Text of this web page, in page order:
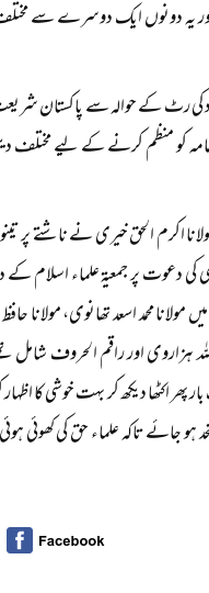
اور یہ دونوں ایک دوسرے سے
کی رٹ کے حوالہ سے پاکستان
منظم کرنے کے لیے مختلف
اکرم الحق خیری نے ناشتے پر
کی دعوت پر جمعیۃ علماء
اسعد تھانوی، مولانا حافظ
ہزاروی اور راقم الحروف
پھر اکٹھا دیکھ کر بہت خوشی کا
تاکہ علماء حق کی کھوئی ہوئی